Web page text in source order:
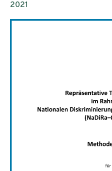
Publication year:
2021